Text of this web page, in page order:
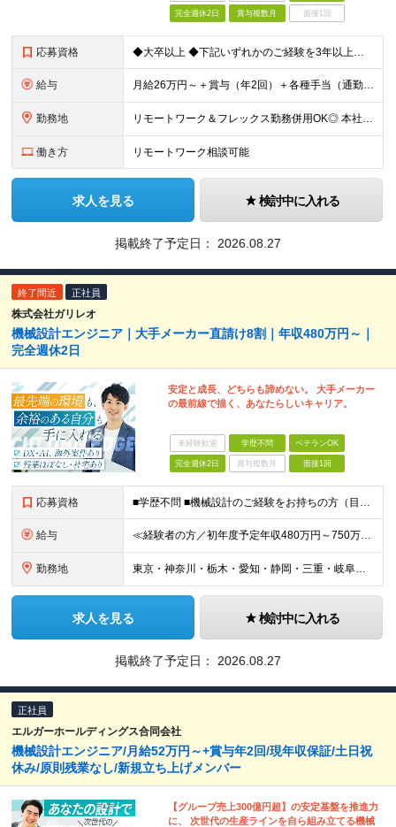
完全週休2日 賞与複数月 面接1回
応募資格 ◆大卒以上 ◆下記いずれかのご経験を3年以上お持ちの方 ‐ 自動車OEM、またはサプライヤでの自動車部品の開発経験 ‐ ワイヤーハーネス、または類似する部品の開発経験
給与 月給26万円～＋賞与（年2回）＋各種手当（通勤、モバイルワーク、残業、子供、住宅など） ※上記月給額はあくまでも目安であり、経験やスキルに応じて当社規定に基づき決定します ※試用期間3ヶ月あり。期間内
勤務地 リモートワーク＆フレックス勤務併用OK◎ 本社：神奈川県川崎市中原区大倉町10 ★ マイカー／自動車／オートバイ／自転車通勤可能（無料駐車場／駐輪場、当社規定あり） ★ 最寄り駅からの無料シャトル
働き方 リモートワーク相談可能
求人を見る 検討中に入れる
掲載終了予定日： 2026.08.27
終了間近 正社員
株式会社ガリレオ
機械設計エンジニア｜大手メーカー直請け8割｜年収480万円～｜
完全週休2日
安定と成長、どちらも諦めない。 大手メーカー
の最前線で描く、あなたらしいキャリア。
未経験歓迎 学歴不問 ベテランOK
完全週休2日 賞与複数月 面接1回
応募資格 ■学歴不問 ■機械設計のご経験をお持ちの方（目安として2年以上を想定しています） ≪こんな方はぜひご応募ください≫ □大手メーカーのプロジェクトで自身の技術を磨きたい方 □将来的にAIやDXなど、新
給与 ≪経験者の方／初年度予定年収480万円～750万円≫ ■月給40万～65万円＋時間外手当（全額）＋交通費（全額） ★自動車業界での機械設計経験を5年以上お持ちの方は、 月給60万円～の採用も可
勤務地 東京・神奈川・栃木・愛知・静岡・三重・岐阜のプロジェクト先。 ＜本社＞ 愛知県名古屋市中区錦一丁目6番36号 N.A.Pビル5階 ※転勤はありません。希望エリアを考慮して配属します。 ※U・Iタ
求人を見る 検討中に入れる
掲載終了予定日： 2026.08.27
正社員
エルガーホールディングス合同会社
機械設計エンジニア/月給52万円～+賞与年2回/現年収保証/土日祝
休み/原則残業なし/新規立ち上げメンバー
【グループ売上300億円超】の安定基盤を推進力
に、 次世代の生産ラインを自ら組み立てる機械